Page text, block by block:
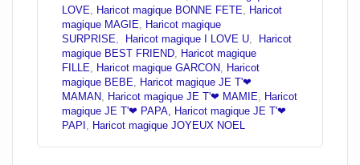
LOVE, Haricot magique BONNE FETE, Haricot
magique MAGIE, Haricot magique
SURPRISE, Haricot magique I LOVE U,
Haricot
magique BEST FRIEND, Haricot magique
FILLE, Haricot magique GARCON, Haricot
magique BEBE, Haricot magique JE T'❤
MAMAN, Haricot magique JE T'❤ MAMIE, Haricot
magique JE T'❤ PAPA, Haricot magique JE T'❤
PAPI , Haricot magique JOYEUX NOEL